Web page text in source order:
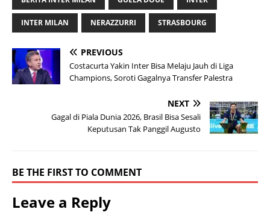
INTER MILAN NERAZZURRI STRASBOURG
PREVIOUS
Costacurta Yakin Inter Bisa Melaju Jauh di Liga
Champions, Soroti Gagalnya Transfer Palestra
NEXT
Gagal di Piala Dunia 2026, Brasil Bisa Sesali
Keputusan Tak Panggil Augusto
BE THE FIRST TO COMMENT
Leave a Reply